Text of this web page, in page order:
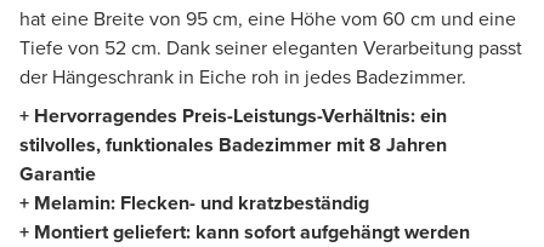
hat eine Breite von 95 cm, eine Höhe vom 60 cm und eine
Tiefe von 52 cm. Dank seiner eleganten Verarbeitung passt
der Hängeschrank in Eiche roh in jedes Badezimmer.
+ Hervorragendes Preis-Leistungs-Verhältnis: ein
stilvolles, funktionales Badezimmer mit 8 Jahren
Garantie
+ Melamin: Flecken- und kratzbeständig
+ Montiert geliefert: kann sofort aufgehängt werden